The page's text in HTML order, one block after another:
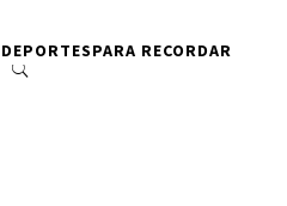
DEPORTESPARA RECORDAR